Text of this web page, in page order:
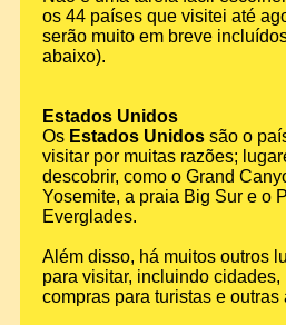
os 44 países que visitei até
serão muito em breve
abaixo).
Estados Unidos
Os Estados Unidos são o
visitar por muitas razões;
descobrir, como o Grand
Yosemite, a praia Big Sur e o
Everglades.
Além disso, há muitos outros
para visitar, incluindo
compras para turistas e outras